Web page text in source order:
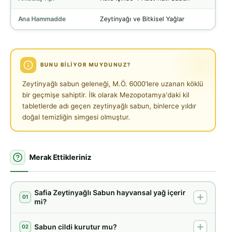
Ana Hammadde Zeytinyağı ve Bitkisel Yağlar
BUNU BILIYOR MUYDUNUZ?
Zeytinyağlı sabun geleneği, M.Ö. 6000'lere uzanan köklü
bir geçmişe sahiptir. İlk olarak Mezopotamya'daki kil
tabletlerde adı geçen zeytinyağlı sabun, binlerce yıldır
doğal temizliğin simgesi olmuştur.
Merak Ettikleriniz
01
Safia Zeytinyağlı Sabun hayvansal yağ içerir
mi?
02 Sabun cildi kurutur mu?